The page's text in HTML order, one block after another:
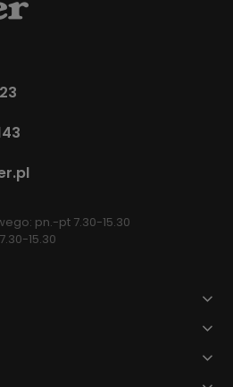
pn.-pt 7.30-15.30
15.30